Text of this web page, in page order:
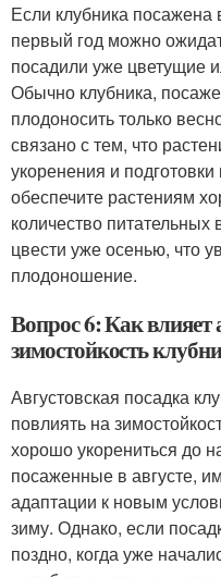
Если клубника посажена
первый год можно
посадили уже цветущие
Обычно клубника,
плодоносить только
связано с тем, что
укоренения и
обеспечите растениям
количество питательных
цвести уже осенью, что
плодоношение.
Вопрос 6: Как влияет
зимостойкость
Августовская посадка
повлиять на
хорошо укорениться до
посаженные в августе,
адаптации к новым
зиму. Однако, если
поздно, когда уже